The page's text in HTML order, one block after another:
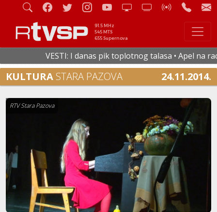
91.5 MHz
545 MTS
655 Supernova
VESTI: I danas pik toplotnog talasa • Apel na
KULTURA STARA PAZOVA 24.11.2014.
RTV Stara Pazova